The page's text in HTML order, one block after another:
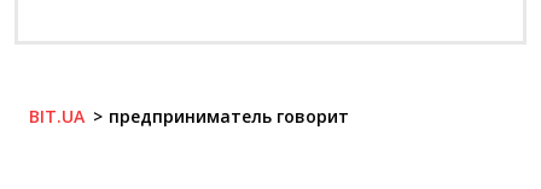
BIT.UA предприниматель говорит